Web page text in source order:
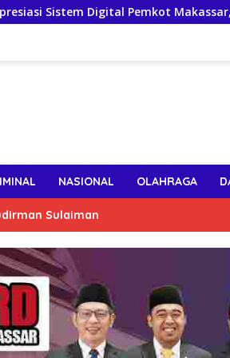
Pemkot Makassar, Sebut Lontara+
NASIONAL OLAHRAGA
Sulaiman